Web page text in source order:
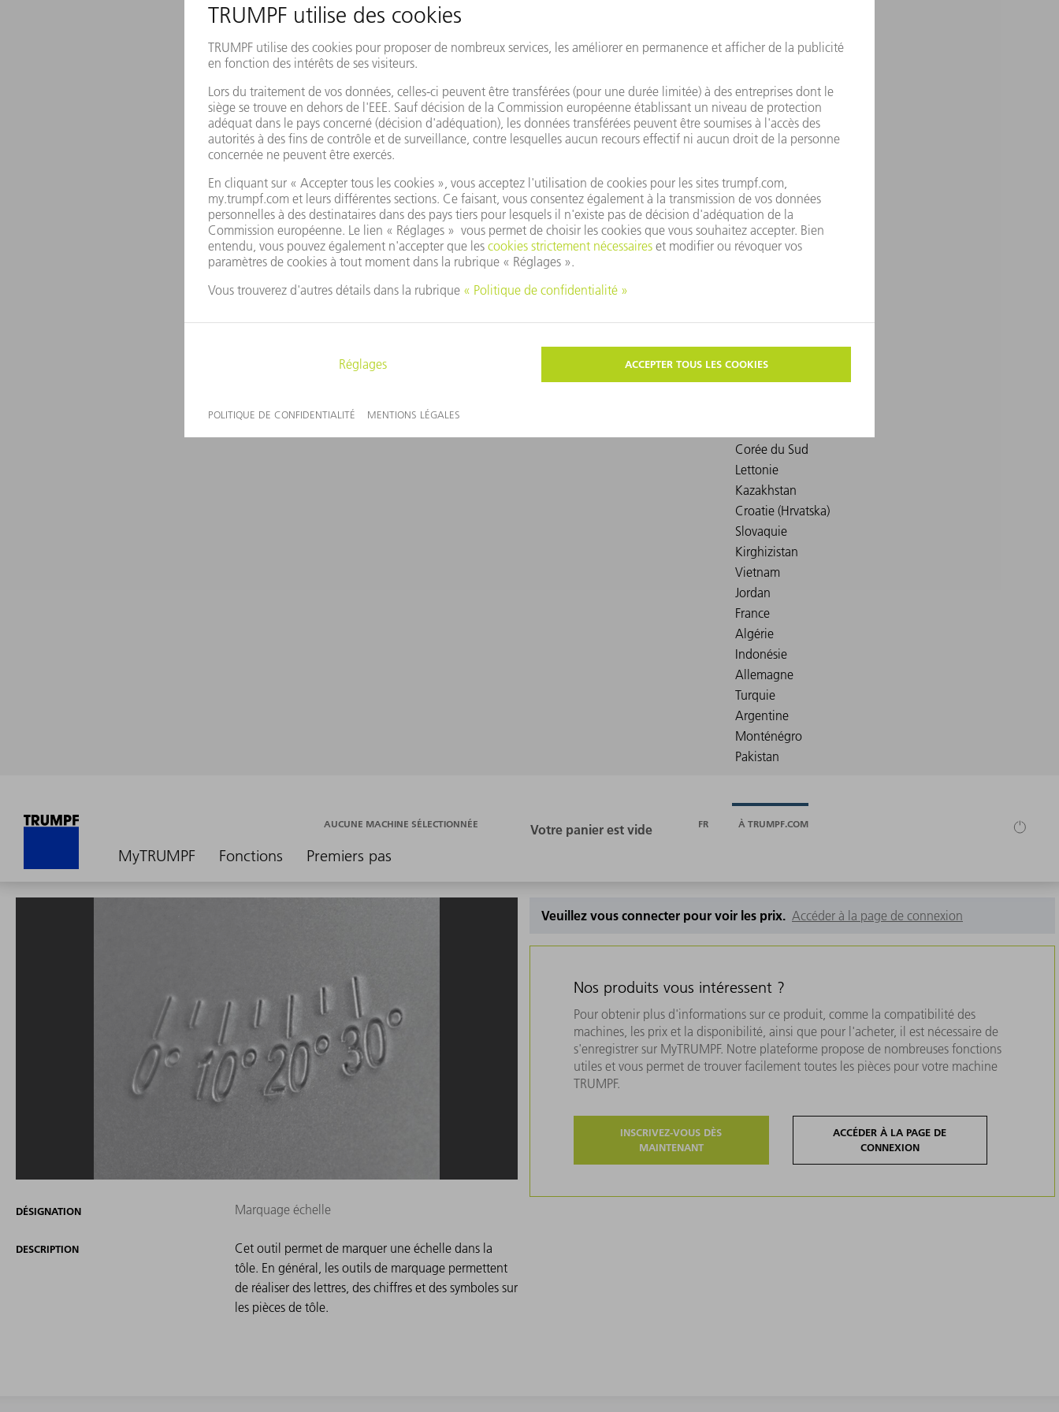
MyTRUMPF Fonctions Premiers pas
AUCUNE MACHINE SÉLECTIONNÉE FR À TRUMPF.COM
DÉSIGNATION Marquage échelle
DESCRIPTION
Cet outil permet de marquer une échelle dans la
tôle. En général, les outils de marquage permettent
de réaliser des lettres, des chiffres et des symboles sur
les pièces de tôle.
Veuillez vous connecter pour voir les prix. Accéder à la page de connexion
Nos produits vous intéressent ?
Pour obtenir plus d'informations sur ce produit, comme la compatibilité des
machines, les prix et la disponibilité, ainsi que pour l'acheter, il est nécessaire de
s'enregistrer sur MyTRUMPF. Notre plateforme propose de nombreuses fonctions
utiles et vous permet de trouver facilement toutes les pièces pour votre machine
TRUMPF.
INSCRIVEZ-VOUS DÈS
MAINTENANT
ACCÉDER À LA PAGE DE
CONNEXION